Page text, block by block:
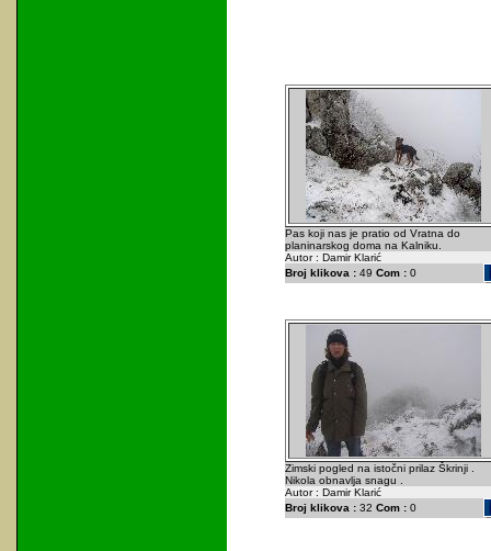
Pas koji nas je pratio od Vratna do
planinarskog doma na Kalniku.
Autor : Damir Klarić
Broj klikova :49 Com :0
Zimski pogled na istočni prilaz Škrinji .
Nikola obnavlja snagu .
Autor : Damir Klarić
Broj klikova :32 Com :0